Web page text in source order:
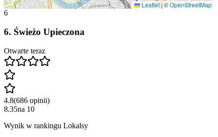
Leaflet|©OpenStreetMap
6
6. Świeżo Upieczona
Otwarte teraz
4.8(686 opinii)
8.35na 10
Wynik w rankingu Lokalsy